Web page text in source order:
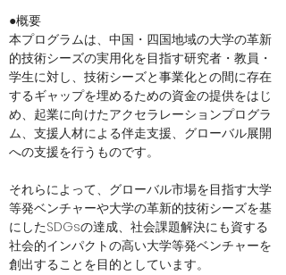
●概要
本プログラムは、中国・四国地域の大学の革新
的技術シーズの実用化を目指す研究者・教員・
学生に対し、技術シーズと事業化との間に存在
するギャップを埋めるための資金の提供をはじ
め、起業に向けたアクセラレーションプログラ
ム、支援人材による伴走支援、グローバル展開
への支援を行うものです。
それらによって、グローバル市場を目指す大学
等発ベンチャーや大学の革新的技術シーズを基
にしたSDGsの達成、社会課題解決にも資する
社会的インパクトの高い大学等発ベンチャーを
創出することを目的としています。